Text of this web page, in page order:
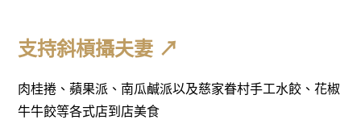
支持斜槓攝夫妻 ↗
肉桂捲、蘋果派、南瓜鹹派以及慈家眷村手工水餃、花椒
牛牛餃等各式店到店美食